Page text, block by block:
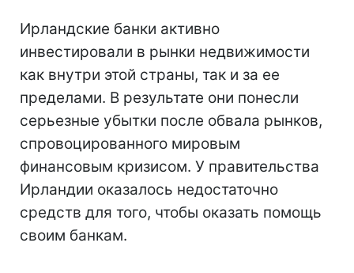
Ирландские банки активно
инвестировали в рынки недвижимости
как внутри этой страны, так и за ее
пределами. В результате они понесли
серьезные убытки после обвала рынков,
спровоцированного мировым
финансовым кризисом. У правительства
Ирландии оказалось недостаточно
средств для того, чтобы оказать помощь
своим банкам.